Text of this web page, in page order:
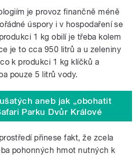
je provoz finančně méně
úspory i v hospodaření se
1 kg obilí je třeba kolem
je to cca 950 litrů a u zeleniny
k produkci 1 kg klíčků a
pouze 5 litrů vody.
aneb jak „obohatit
Parku Dvůr Králové
přinese fakt, že zcela
pohonných hmot nutných k